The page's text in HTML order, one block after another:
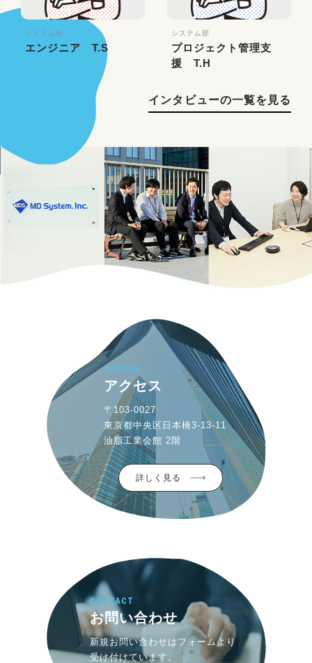
システム部
エンジニア T.S
システム部
プロジェクト管理支
援 T.H
インタビューの一覧を見る
ACCESS
アクセス
〒103-0027
東京都中央区日本橋3-13-11
油脂工業会館 2階
詳しく見る
CONTACT
お問い合わせ
新規お問い合わせはフォームより
受け付けています。